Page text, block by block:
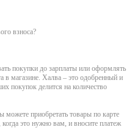
взноса?
покупки до зарплаты или оформлять
в магазине. Халва – это одобренный и
покупок делится на количество
приобретать товары по карте
это нужно вам, и вносите платеж